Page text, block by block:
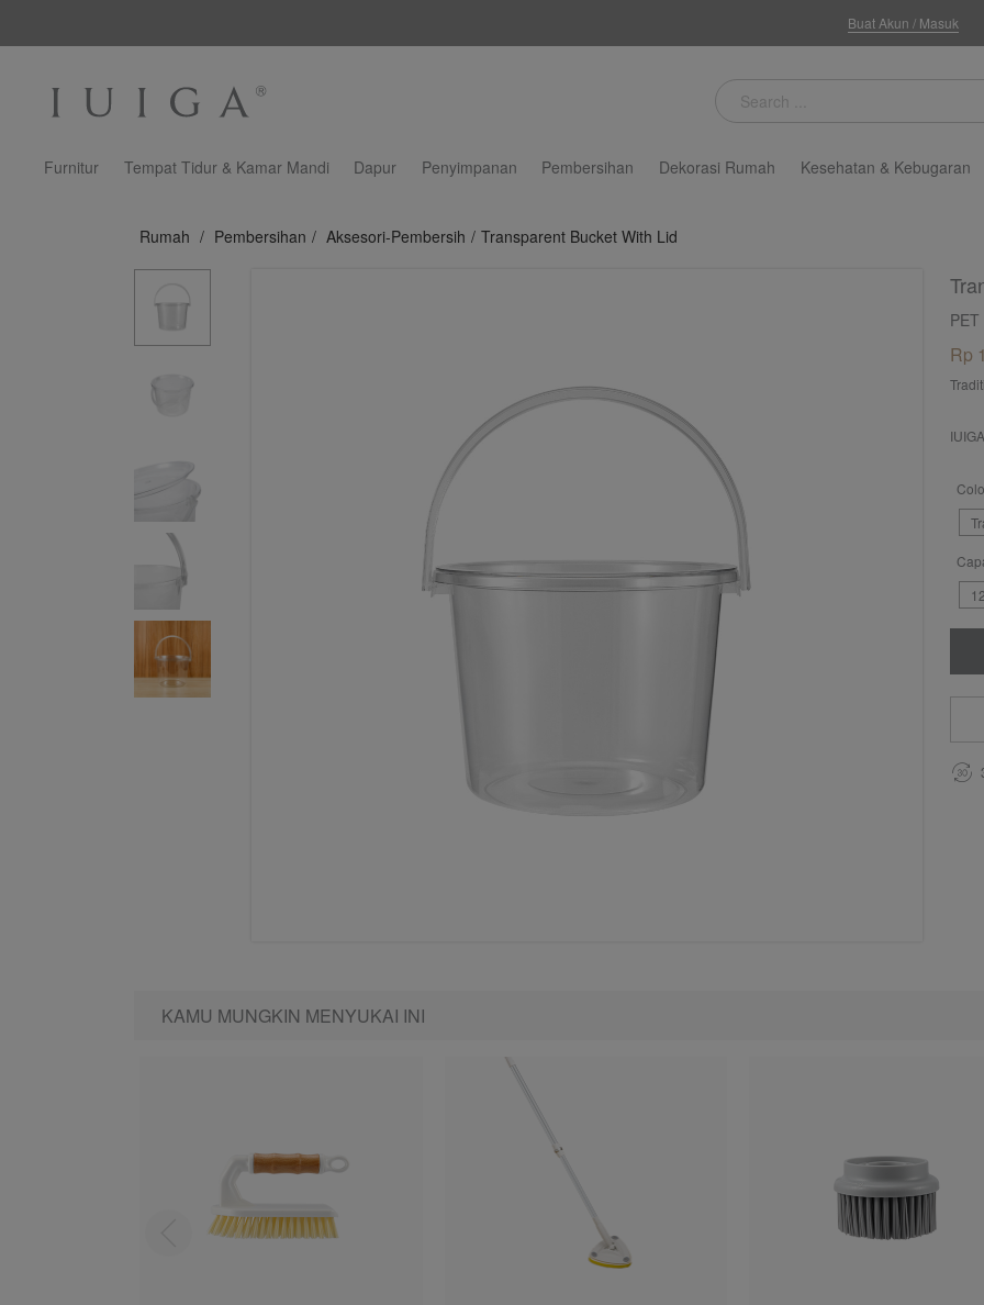
Buat Akun / Masuk
Furnitur Tempat Tidur & Kamar Mandi Dapur Penyimpanan Pembersihan Dekorasi Rumah Kesehatan & Kebugaran
Rumah / Pembersihan / Aksesori-Pembersih / Transparent Bucket With Lid
PET
Rp
KAMU MUNGKIN MENYUKAI INI